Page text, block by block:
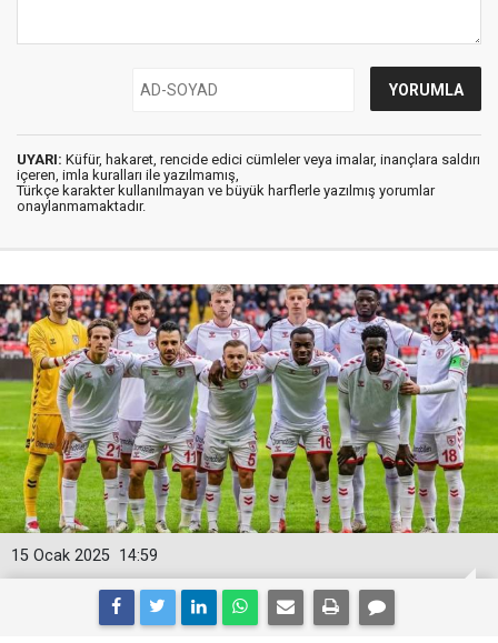
UYARI: Küfür, hakaret, rencide edici cümleler veya imalar, inançlara saldırı
içeren, imla kuralları ile yazılmamış,
Türkçe karakter kullanılmayan ve büyük harflerle yazılmış yorumlar
onaylanmamaktadır.
14:59
15 Ocak 2025